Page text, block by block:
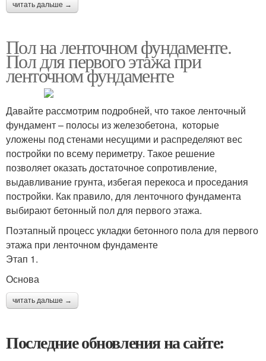
читать дальше →
Пол на ленточном фундаменте.
Пол для первого этажа при
ленточном фундаменте
Давайте рассмотрим подробней, что такое ленточный
фундамент – полосы из железобетона, которые
уложены под стенами несущими и распределяют вес
постройки по всему периметру. Такое решение
позволяет оказать достаточное сопротивление,
выдавливание грунта, избегая перекоса и проседания
постройки. Как правило, для ленточного фундамента
выбирают бетонный пол для первого этажа.
Поэтапный процесс укладки бетонного пола для первого
этажа при ленточном фундаменте
Этап 1.
Основа
читать дальше →
Последние обновления на сайте: